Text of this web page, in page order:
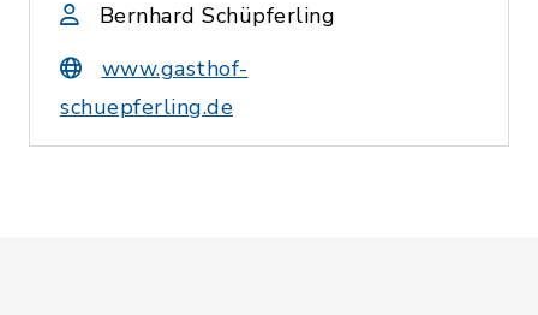
Bernhard Schüpferling
www.gasthof-
schuepferling.de